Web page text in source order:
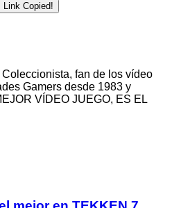
Link Copied!
Coleccionista, fan de los vídeo
Gamers desde 1983 y
VÍDEO JUEGO, ES EL